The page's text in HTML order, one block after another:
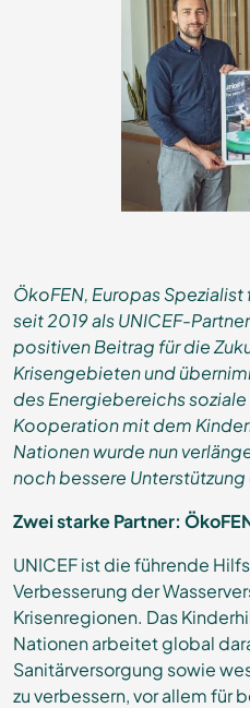
ÖkoFEN, Europas
seit 2019 als UNICEF-
positiven Beitrag für die
Krisengebieten und
des Energiebereichs
Kooperation mit dem
Nationen wurde nun
noch bessere
Zwei starke Partner:
UNICEF ist die führende
Verbesserung der
Krisenregionen. Das
Nationen arbeitet global
Sanitärversorgung sowie
zu verbessern, vor allem für